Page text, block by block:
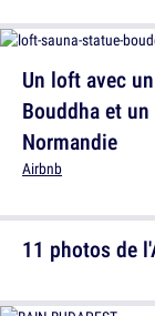
Un loft avec
Bouddha et
Normandie
Airbnb
11 photos de